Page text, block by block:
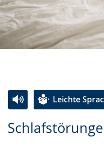
Leichte
Leichten
Audio-
Video